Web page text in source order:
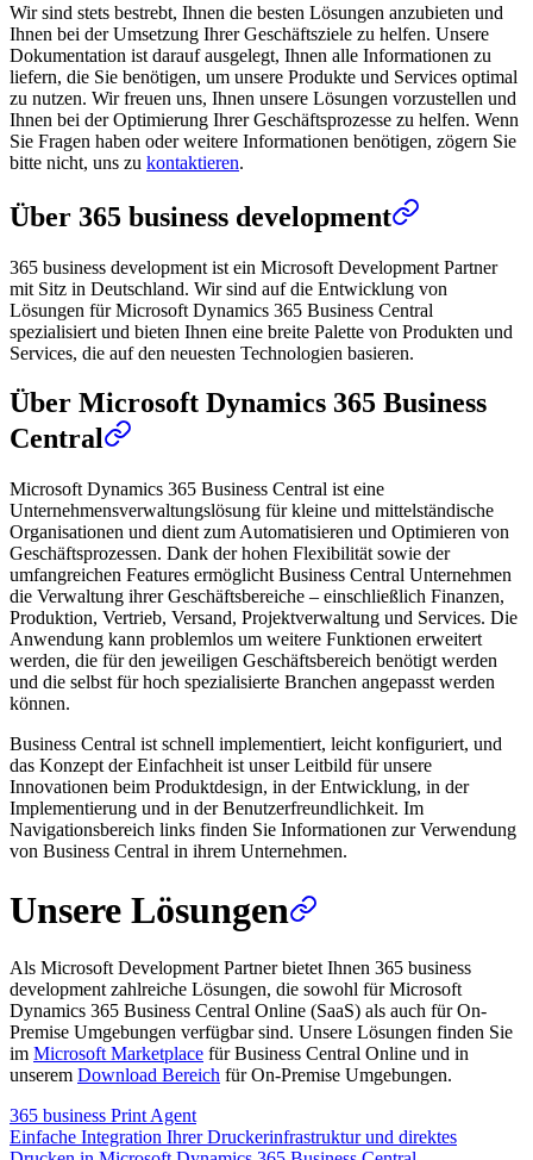
Wir sind stets bestrebt, Ihnen die besten Lösungen anzubieten und
Ihnen bei der Umsetzung Ihrer Geschäftsziele zu helfen. Unsere
Dokumentation ist darauf ausgelegt, Ihnen alle Informationen zu
liefern, die Sie benötigen, um unsere Produkte und Services optimal
zu nutzen. Wir freuen uns, Ihnen unsere Lösungen vorzustellen und
Ihnen bei der Optimierung Ihrer Geschäftsprozesse zu helfen. Wenn
Sie Fragen haben oder weitere Informationen benötigen, zögern Sie
bitte nicht, uns zu kontaktieren.
Über 365 business development
365 business development ist ein Microsoft Development Partner
mit Sitz in Deutschland. Wir sind auf die Entwicklung von
Lösungen für Microsoft Dynamics 365 Business Central
spezialisiert und bieten Ihnen eine breite Palette von Produkten und
Services, die auf den neuesten Technologien basieren.
Über Microsoft Dynamics 365 Business
Central
Microsoft Dynamics 365 Business Central ist eine
Unternehmensverwaltungslösung für kleine und mittelständische
Organisationen und dient zum Automatisieren und Optimieren von
Geschäftsprozessen. Dank der hohen Flexibilität sowie der
umfangreichen Features ermöglicht Business Central Unternehmen
die Verwaltung ihrer Geschäftsbereiche – einschließlich Finanzen,
Produktion, Vertrieb, Versand, Projektverwaltung und Services. Die
Anwendung kann problemlos um weitere Funktionen erweitert
werden, die für den jeweiligen Geschäftsbereich benötigt werden
und die selbst für hoch spezialisierte Branchen angepasst werden
können.
Business Central ist schnell implementiert, leicht konfiguriert, und
das Konzept der Einfachheit ist unser Leitbild für unsere
Innovationen beim Produktdesign, in der Entwicklung, in der
Implementierung und in der Benutzerfreundlichkeit. Im
Navigationsbereich links finden Sie Informationen zur Verwendung
von Business Central in ihrem Unternehmen.
Unsere Lösungen
Als Microsoft Development Partner bietet Ihnen 365 business
development zahlreiche Lösungen, die sowohl für Microsoft
Dynamics 365 Business Central Online (SaaS) als auch für On-
Premise Umgebungen verfügbar sind. Unsere Lösungen finden Sie
im Microsoft Marketplace für Business Central Online und in
unserem Download Bereich für On-Premise Umgebungen.
365 business Print Agent
Einfache Integration Ihrer Druckerinfrastruktur und direktes